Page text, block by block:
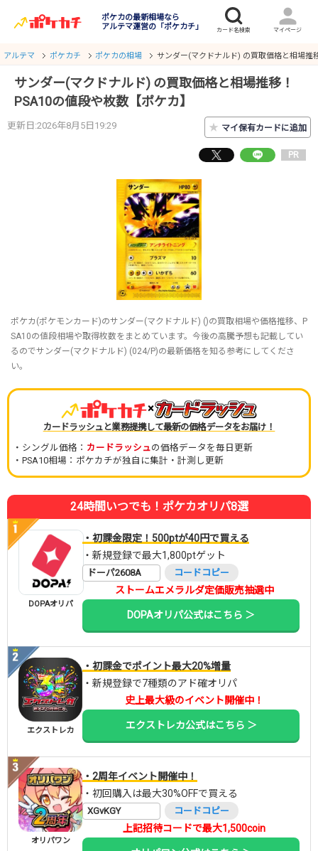
ポケカの最新相場なら
アルテマ運営の「ポケカチ」
アルテマ ポケカチ ポケカの相場 サンダー(マクドナルド) の買取価格と相場推
サンダー(マクドナルド) の買取価格と相場推移！
PSA10の値段や枚数【ポケカ】
更新日:2026年8月5日19:29 ★ マイ保有カードに追加
PR
ポケカ(ポケモンカード)のサンダー(マクドナルド) ()の買取相場や価格推移、P
SA10の値段相場や取得枚数をまとめています。今後の高騰予想も記載してい
るのでサンダー(マクドナルド) (024/P)の最新価格を知る参考にしてくださ
い。
×
カードラッシュと業務提携して最新の価格データをお届け！
・シングル価格： カードラッシュの価格データを毎日更新
・PSA10相場：ポケカチが独自に集計・計測し更新
24時間いつでも！ポケカオリパ8選
DOPAオリパ
・初課金限定！500ptが40円で買える
・新規登録で最大1,800ptゲット
ドーパ2608A コードコピー
ストームエメラルダ定価販売抽選中
DOPAオリパ公式はこちら ＞
エクストレカ
・初課金でポイント最大20%増量
・新規登録で7種類のアド確オリパ
史上最大級のイベント開催中！
エクストレカ公式はこちら ＞
オリパワン
・2周年イベント開催中！
・初回購入は最大30%OFFで買える
XGvKGY コードコピー
上記招待コードで最大1,500coin